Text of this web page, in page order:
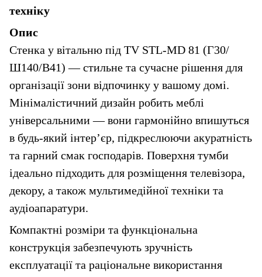
техніку
Опис
Стенка у вітальню під TV STL-MD 81 (Г30/
Ш140/В41) — стильне та сучасне рішення для
організації зони відпочинку у вашому домі.
Мінімалістичний дизайн робить меблі
універсальними — вони гармонійно впишуться
в будь-який інтер’єр, підкреслюючи акуратність
та гарний смак господарів. Поверхня тумби
ідеально підходить для розміщення телевізора,
декору, а також мультимедійної техніки та
аудіоапаратури.
Компактні розміри та функціональна
конструкція забезпечують зручність
експлуатації та раціональне використання